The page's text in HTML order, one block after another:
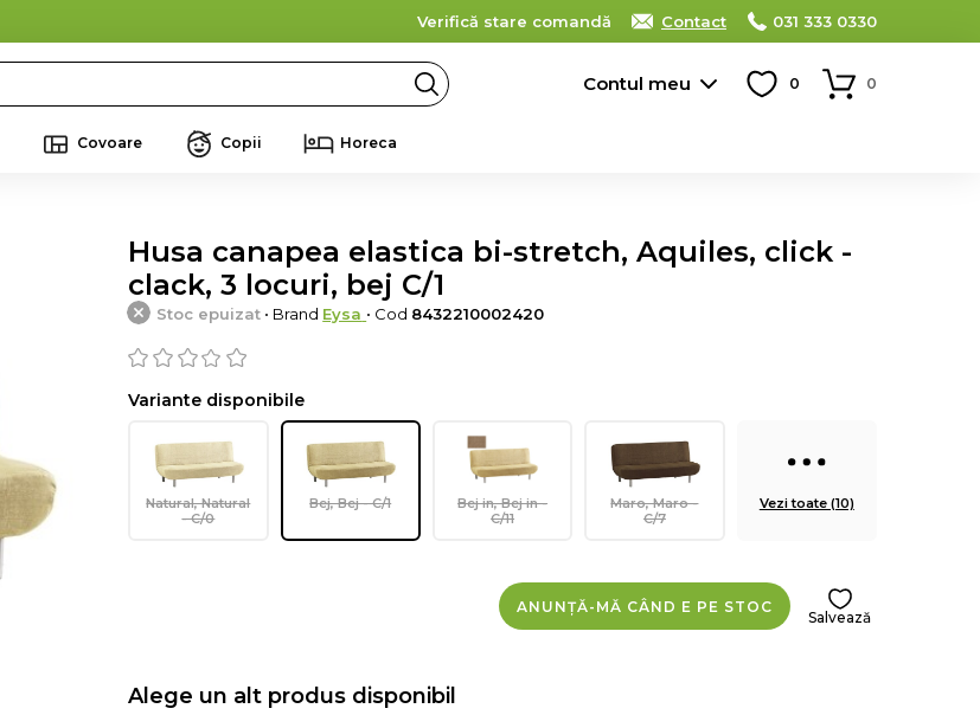
Verifică stare comandă Contact 031 333 0330
Contul meu 0 0
Covoare Copii Horeca
Husa canapea elastica bi-stretch, Aquiles, click -
clack, 3 locuri, bej C/1
Stoc epuizat • Brand Eysa • Cod 8432210002420
Variante disponibile
Natural, Natural
- C/0
Bej, Bej - C/1
Bej in, Bej in -
C/11
Maro, Maro -
C/7
Vezi toate (10)
ANUNȚĂ-MĂ CÂND E PE STOC
Salvează
Alege un alt produs disponibil